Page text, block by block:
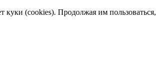
куки (cookies). Продолжая им